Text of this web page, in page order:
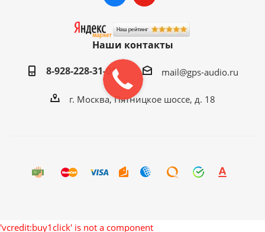
Наши контакты
8-928-228-31-01
mail@gps-audio.ru
г. Москва, Пятницкое шоссе, д. 18
'vcredit:buy1click' is not a component